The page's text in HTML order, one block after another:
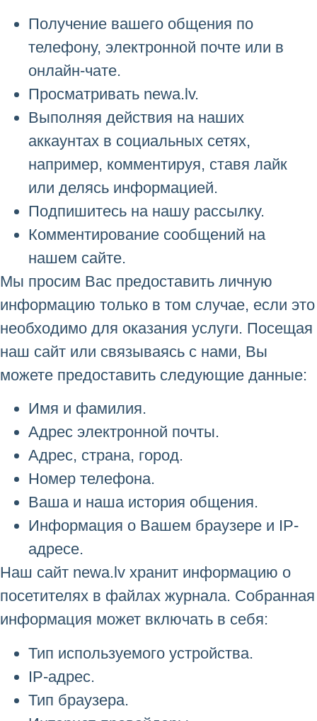
Получение вашего общения по
телефону, электронной почте или в
онлайн-чате.
Просматривать newa.lv.
Выполняя действия на наших
аккаунтах в социальных сетях,
например, комментируя, ставя лайк
или делясь информацией.
Подпишитесь на нашу рассылку.
Комментирование сообщений на
нашем сайте.
Мы просим Вас предоставить личную
информацию только в том случае, если это
необходимо для оказания услуги. Посещая
наш сайт или связываясь с нами, Вы
можете предоставить следующие данные:
Имя и фамилия.
Адрес электронной почты.
Адрес, страна, город.
Номер телефона.
Ваша и наша история общения.
Информация о Вашем браузере и IP-
адресе.
Наш сайт newa.lv хранит информацию о
посетителях в файлах журнала. Собранная
информация может включать в себя:
Тип используемого устройства.
IP-адрес.
Тип браузера.